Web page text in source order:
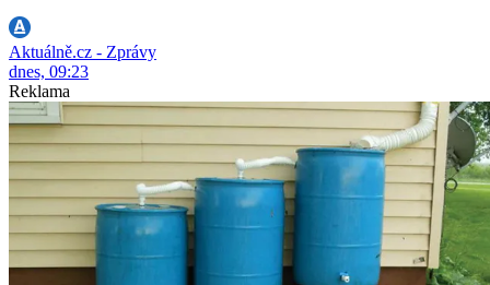
Aktuálně.cz - Zprávy
dnes, 09:23
Reklama